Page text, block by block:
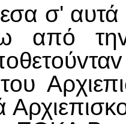
σ' αυτά
από τη
oθετoύvταv
oυ
Αρχιεπισκ